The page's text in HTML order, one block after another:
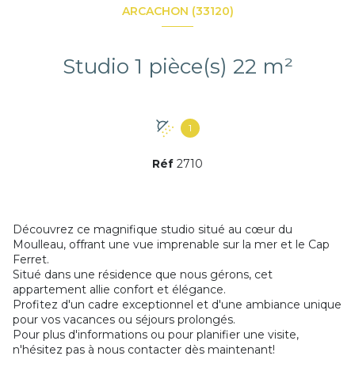
ARCACHON (33120)
Studio 1 pièce(s) 22 m²
1
Réf 2710
Découvrez ce magnifique studio situé au cœur du
Moulleau, offrant une vue imprenable sur la mer et le Cap
Ferret.
Situé dans une résidence que nous gérons, cet
appartement allie confort et élégance.
Profitez d'un cadre exceptionnel et d'une ambiance unique
pour vos vacances ou séjours prolongés.
Pour plus d'informations ou pour planifier une visite,
n'hésitez pas à nous contacter dès maintenant!